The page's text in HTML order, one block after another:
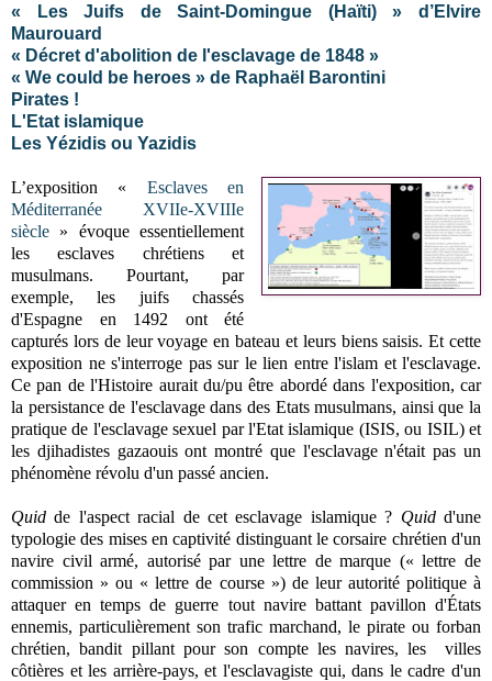
« Les Juifs de Saint-Domingue (Haïti) » d’Elvire
Maurouard
« Décret d'abolition de l'esclavage de 1848 »
« We could be heroes » de Raphaël Barontini
Pirates !
L'Etat islamique
Les Yézidis ou Yazidis
L’exposition « Esclaves en
Méditerranée XVIIe-XVIIIe
siècle » évoque essentiellement
les esclaves chrétiens et
musulmans. Pourtant, par
exemple, les juifs chassés
d'Espagne en 1492 ont été
capturés lors de leur voyage en bateau et leurs biens saisis. Et cette
exposition ne s'interroge pas sur le lien entre l'islam et l'esclavage.
Ce pan de l'Histoire aurait du/pu être abordé dans l'exposition, car
la persistance de l'esclavage dans des Etats musulmans, ainsi que la
pratique de l'esclavage sexuel par l'Etat islamique (ISIS, ou ISIL) et
les djihadistes gazaouis ont montré que l'esclavage n'était pas un
phénomène révolu d'un passé ancien.
Quidde l'aspect racial de cet esclavage islamique ? Quidd'une
typologie des mises en captivité distinguant le corsaire chrétien d'un
navire civil armé, autorisé par une lettre de marque (« lettre de
commission » ou « lettre de course ») de leur autorité politique à
attaquer en temps de guerre tout navire battant pavillon d'États
ennemis, particulièrement son trafic marchand, le pirate ou forban
chrétien, bandit pillant pour son compte les navires, les villes
côtières et les arrière-pays, et l'esclavagiste qui, dans le cadre d'un